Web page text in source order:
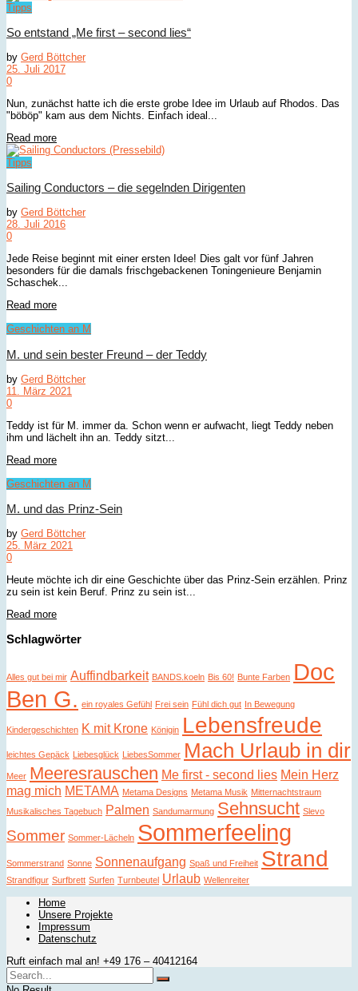
Tipps
So entstand „Me first – second lies“
by Gerd Böttcher
25. Juli 2017
0
Nun, zunächst hatte ich die erste grobe Idee im Urlaub auf Rhodos. Das
"böböp" kam aus dem Nichts. Einfach ideal...
Read moreDetails
Tipps
Sailing Conductors – die segelnden Dirigenten
by Gerd Böttcher
28. Juli 2016
0
Jede Reise beginnt mit einer ersten Idee! Dies galt vor fünf Jahren
besonders für die damals frischgebackenen Toningenieure Benjamin
Schaschek...
Read moreDetails
Geschichten an M
M. und sein bester Freund – der Teddy
by Gerd Böttcher
11. März 2021
0
Teddy ist für M. immer da. Schon wenn er aufwacht, liegt Teddy neben
ihm und lächelt ihn an. Teddy sitzt...
Read moreDetails
Geschichten an M
M. und das Prinz-Sein
by Gerd Böttcher
25. März 2021
0
Heute möchte ich dir eine Geschichte über das Prinz-Sein erzählen. Prinz
zu sein ist kein Beruf. Prinz zu sein ist...
Read moreDetails
Schlagwörter
Alles gut bei mir Auffindbarkeit BANDS.koeln Bis 60! Bunte Farben Doc
Ben G. ein royales Gefühl Frei sein Fühl dich gut In Bewegung
Kindergeschichten K mit Krone Königin Lebensfreude
leichtes Gepäck Liebesglück LiebesSommer Mach Urlaub in dir
Meer Meeresrauschen Me first - second lies Mein Herz
mag mich METAMA Metama Designs Metama Musik Mitternachtstraum
Musikalisches Tagebuch Palmen Sandumarmung Sehnsucht Slevo
Sommer Sommer-Lächeln Sommerfeeling
Sommerstrand Sonne Sonnenaufgang Spaß und Freiheit Strand
Strandfigur Surfbrett Surfen Turnbeutel Urlaub Wellenreiter
Home
Unsere Projekte
Impressum
Datenschutz
Ruft einfach mal an! +49 176 – 40412164